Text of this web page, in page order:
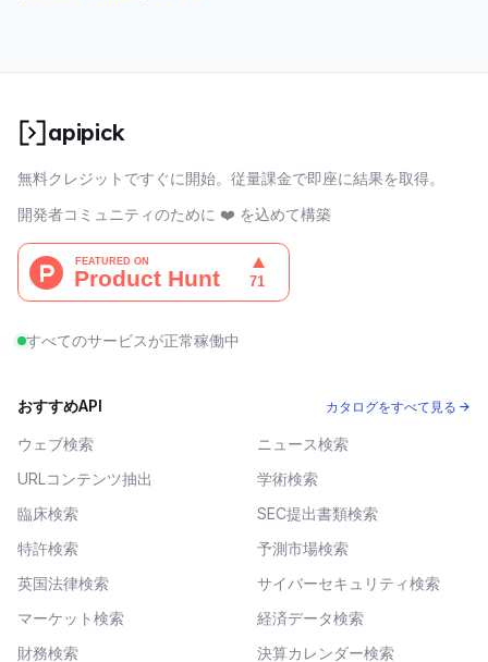
apipick
無料クレジットですぐに開始。従量課金で即座に結果を取得。
開発者コミュニティのために ❤️ を込めて構築
すべてのサービスが正常稼働中
おすすめAPI カタログをすべて見る →
ウェブ検索
ニュース検索
URLコンテンツ抽出
学術検索
臨床検索
SEC提出書類検索
特許検索
予測市場検索
英国法律検索
サイバーセキュリティ検索
マーケット検索
経済データ検索
財務検索
決算カレンダー検索